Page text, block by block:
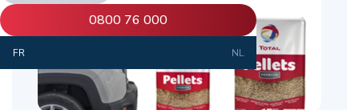
0800 76 000
FR NL